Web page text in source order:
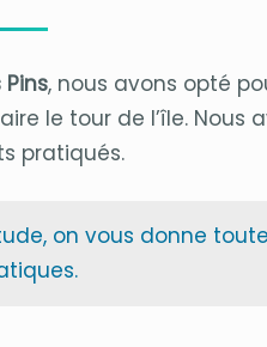
Pins, nous avons opté
le tour de l’île. Nous
pratiqués.
on vous donne